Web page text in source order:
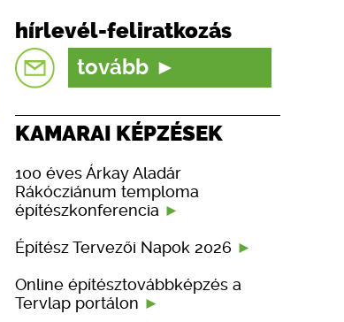
hírlevél-feliratkozás
tovább
KAMARAI KÉPZÉSEK
100 éves Árkay Aladár
Rákócziánum temploma
építészkonferencia
Építész Tervezői Napok 2026
Online építésztovábbképzés a
Tervlap portálon